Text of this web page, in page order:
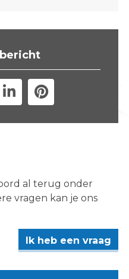
al terug onder
vragen kan je ons
Ik heb een vraag